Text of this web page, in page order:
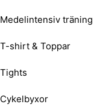
Medelintensiv träning
T-shirt & Toppar
Tights
Cykelbyxor